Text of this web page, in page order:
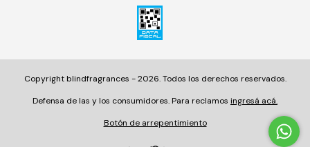
Copyright blindfragrances - 2026. Todos los derechos reservados.
Defensa de las y los consumidores. Para reclamos ingresá acá.
Botón de arrepentimiento